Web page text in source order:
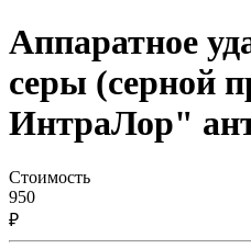
Аппаратное
серы (серной
ИнтраЛор"
Стоимость
950
₽